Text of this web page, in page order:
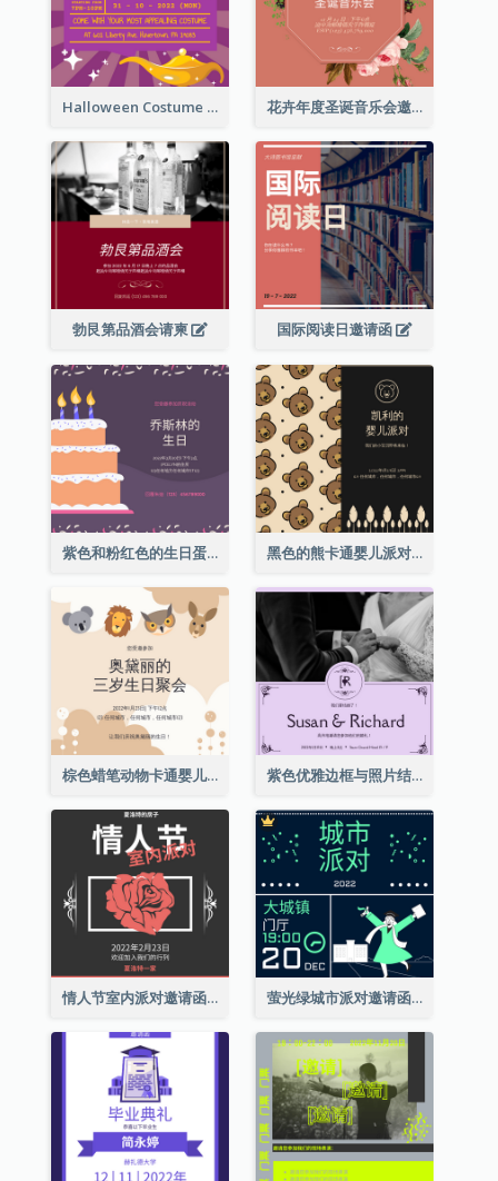
Halloween Costume Party Invitation 花卉年度圣诞音乐会邀请函
勃艮第品酒会请柬 国际阅读日邀请函
紫色和粉红色的生日蛋糕插图聚会请柬 黑色的熊卡通婴儿派对请柬
棕色蜡笔动物卡通婴儿生日邀请 紫色优雅边框与照片结婚请柬
情人节室内派对邀请函 萤光绿城市派对邀请函